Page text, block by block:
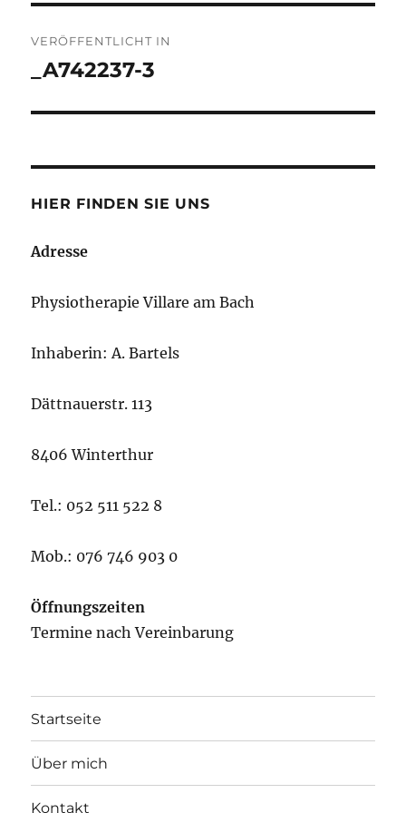
Navigation
VERÖFFENTLICHT IN
_A742237-3
HIER FINDEN SIE UNS
Adresse
Physiotherapie Villare am Bach
Inhaberin: A. Bartels
Dättnauerstr. 113
8406 Winterthur
Tel.: 052 511 522 8
Mob.: 076 746 903 0
Öffnungszeiten
Termine nach Vereinbarung
Startseite
Über mich
Kontakt